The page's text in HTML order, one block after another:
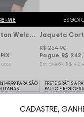
ME
Corta Vento Compton Welcome to the Family - Marrom/Preta
Pague R$
R$ 254,90
6x R$
PARA SÃO
FRETE GRÁTIS A
PAULO E REGIÕES
CADASTRE,